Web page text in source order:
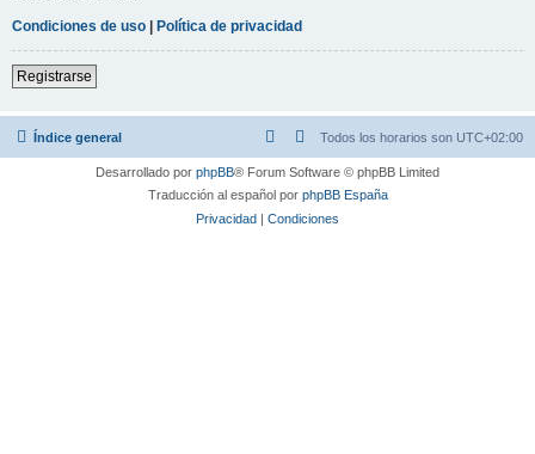
Condiciones de uso | Política de privacidad
Registrarse
Índice general Todos los horarios son UTC+02:00
Desarrollado por phpBB® Forum Software © phpBB Limited
Traducción al español por phpBB España
Privacidad | Condiciones